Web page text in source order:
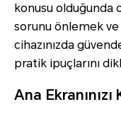
konusu olduğunda
sorunu önlemek ve
cihazınızda
pratik ipuçlarını
Ana